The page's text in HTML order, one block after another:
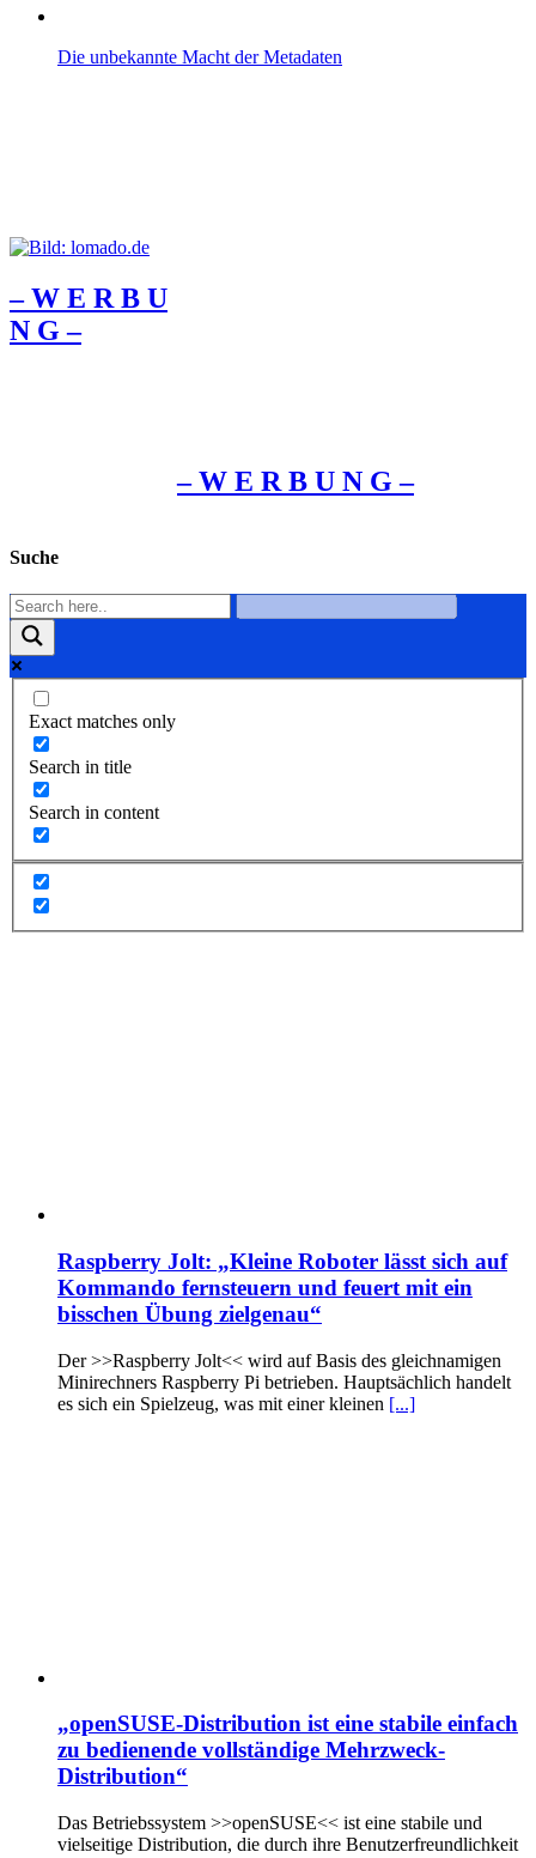
Die unbekannte Macht der Metadaten
– W Ε R Β U
Ν G –
– W Ε R Β U Ν G –
Suche
Exact matches only
Search in title
Search in content
Raspberry Jolt: „Kleine Roboter lässt sich auf
Kommando fernsteuern und feuert mit ein
bisschen Übung zielgenau“
Der >>Raspberry Jolt<< wird auf Basis des gleichnamigen
Minirechners Raspberry Pi betrieben. Hauptsächlich handelt
es sich ein Spielzeug, was mit einer kleinen [...]
„openSUSE-Distribution ist eine stabile einfach
zu bedienende vollständige Mehrzweck-
Distribution“
Das Betriebssystem >>openSUSE<< ist eine stabile und
vielseitige Distribution, die durch ihre Benutzerfreundlichkeit